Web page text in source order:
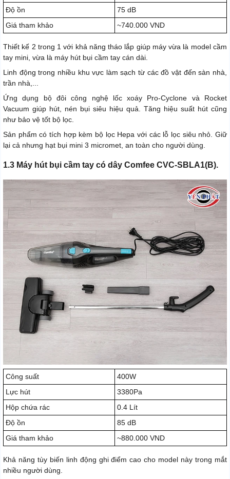
Độ ồn
75 dB
Giá tham khảo
~740.000 VND
Thiết kế 2 trong 1 với khả năng tháo lắp giúp máy vừa là model cầm
tay mini, vừa là máy hút bụi cầm tay cán dài.
Linh động trong nhiều khu vực làm sạch từ các đồ vật đến sàn nhà,
trần nhà,...
Ứng dụng bộ đôi công nghệ lốc xoáy Pro-Cyclone và Rocket
Vacuum giúp hút, nén bụi siêu hiệu quả. Tăng hiệu suất hút cũng
như bảo vệ tốt bộ lọc.
Sản phẩm có tích hợp kèm bộ lọc Hepa với các lỗ lọc siêu nhỏ. Giữ
lại cả nhưng hạt bụi mini 3 micromet, an toàn cho người dùng.
1.3 Máy hút bụi cầm tay có dây Comfee CVC-SBLA1(B).
Công suất
400W
Lực hút
3380Pa
Hộp chứa rác
0.4 Lít
Độ ồn
85 dB
Giá tham khảo
~880.000 VND
Khả năng tùy biến linh động ghi điểm cao cho model này trong mắt
nhiều người dùng.